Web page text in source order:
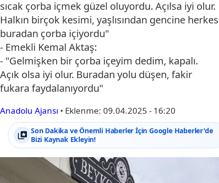
sıcak çorba içmek güzel oluyordu. Açılsa iyi olur.
Halkın birçok kesimi, yaşlısından gencine herkes
buradan çorba içiyordu"
- Emekli Kemal Aktaş:
- "Gelmişken bir çorba içeyim dedim, kapalı.
Açık olsa iyi olur. Buradan yolu düşen, fakir
fukara faydalanıyordu"
Anadolu Ajansı • Eklenme: 09.04.2025 - 16:20
Son Dakika ve Önemli Haberler İçin Google Haberler'de
Bizi Kaynak Ekleyin!